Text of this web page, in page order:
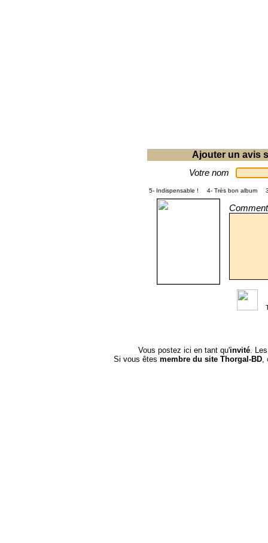
Ajouter un avis
Votre nom
5- Indispensable ! 4- Très bon album
Vous postez ici en tant qu'invité.
Si vous êtes membre du site Thorgal-BD,